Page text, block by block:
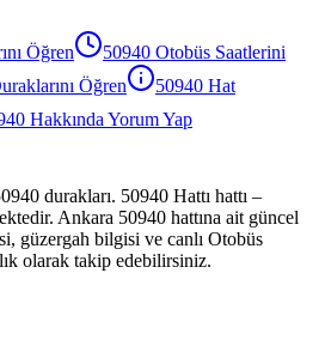
Öğren 50940 Otobüs Saatlerini
Öğren 50940 Hat
Hakkında Yorum Yap
durakları. 50940 Hattı hattı –
Ankara 50940 hattına ait güncel
güzergah bilgisi ve canlı Otobüs
olarak takip edebilirsiniz.